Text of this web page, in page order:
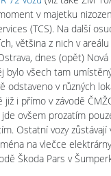
v majetku
(TCS). Na další
většina z nich v
dnes (opět)
bylo všech tam
odstaveno v různých
již i přímo v závodě
ovšem prozatím
Ostatní vozy zůstávají
na vlečce
Škoda Pars v